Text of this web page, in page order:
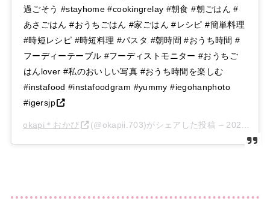
過ごそう #stayhome #cookingrelay #朝食 #朝ごはん #
あさごはん #おうちごはん #家ごはん #レシピ #簡単料理
#時短レシピ #時短料理 #パスタ #朝時間 #おうち時間 #
フーディーテーブル #フーディストモニター #おうちご
はんlover #私のおいしい写真 #おうち時間を楽しむ
#instafood #instafoodgram #yummy #iegohanphoto
#igersjp
okapi＊おかぴ (@okapii.703)がシェアした投稿 – 2020年 4